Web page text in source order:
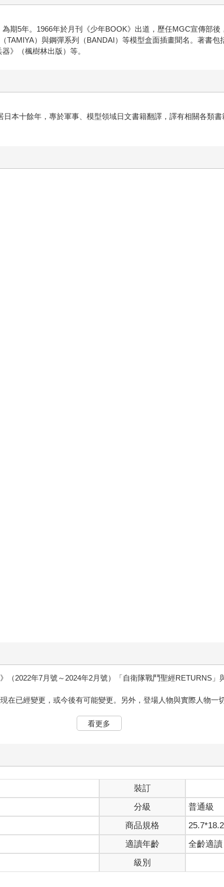
期5年。1966年於月刊《少年BOOK》出道，歷任MGC宣傳部
TAMIYA）與鋼彈系列（BANDAI）等模型盒面插畫聞名。著書
》（楓樹林出版）等。
本十餘年，專於軍事、模型領域日文書籍翻譯，譯有相關各類
2022年7月號～2024年2月號）「自衛隊戰鬥聖經RETURNS」
在已經變更，或今後有可能變更。另外，登場人物與實際人物一
看更多
裝訂
分級
普通級
商品規格
適讀年齡
全齡適讀
級別